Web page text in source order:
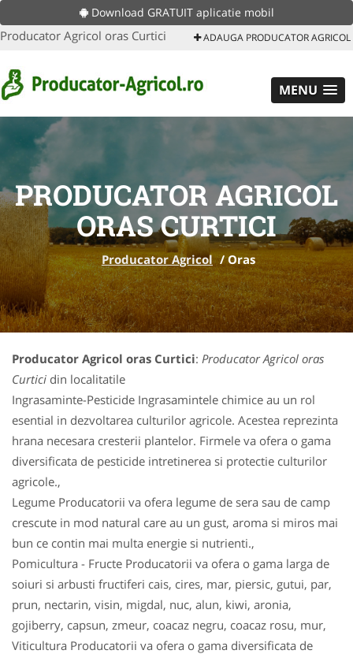
Download GRATUIT aplicatie mobil
Producator Agricol oras Curtici ADAUGA PRODUCATOR AGRICOL
MENU
PRODUCATOR AGRICOL
ORAS CURTICI
Producator Agricol /Oras
Producator Agricol oras Curtici: Producator Agricol oras
Curtici din localitatile
Ingrasaminte-Pesticide Ingrasamintele chimice au un rol
esential in dezvoltarea culturilor agricole. Acestea reprezinta
hrana necesara cresterii plantelor. Firmele va ofera o gama
diversificata de pesticide intretinerea si protectie culturilor
agricole.,
Legume Producatorii va ofera legume de sera sau de camp
crescute in mod natural care au un gust, aroma si miros mai
bun ce contin mai multa energie si nutrienti.,
Pomicultura - Fructe Producatorii va ofera o gama larga de
soiuri si arbusti fructiferi cais, cires, mar, piersic, gutui, par,
prun, nectarin, visin, migdal, nuc, alun, kiwi, aronia,
gojiberry, capsun, zmeur, coacaz negru, coacaz rosu, mur,
Viticultura Producatorii va ofera o gama diversificata de